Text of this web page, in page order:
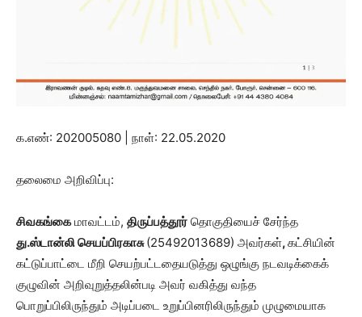
க.எண்: 202005080 | நாள்: 22.05.2020
தலைமை அறிவிப்பு:
சிவகங்கைமாவட்டம், திருப்பத்தூர் தொகுதியைச் சேர்ந்த
து.ஸ்டான்லி செயப்பிரகாசு(25492013689) அவர்கள்,கட்சியின்
கட்டுப்பாட்டை மீறி செயற்பட்டதையடுத்து ஒழுங்கு நடவடிக்கைக்
குழுவின் அறிவுறுத்தலின்படி அவர் வகித்து வந்த
பொறுப்பிலிருந்தும் அடிப்படை உறுப்பினரிலிருந்தும் முழுமையாக